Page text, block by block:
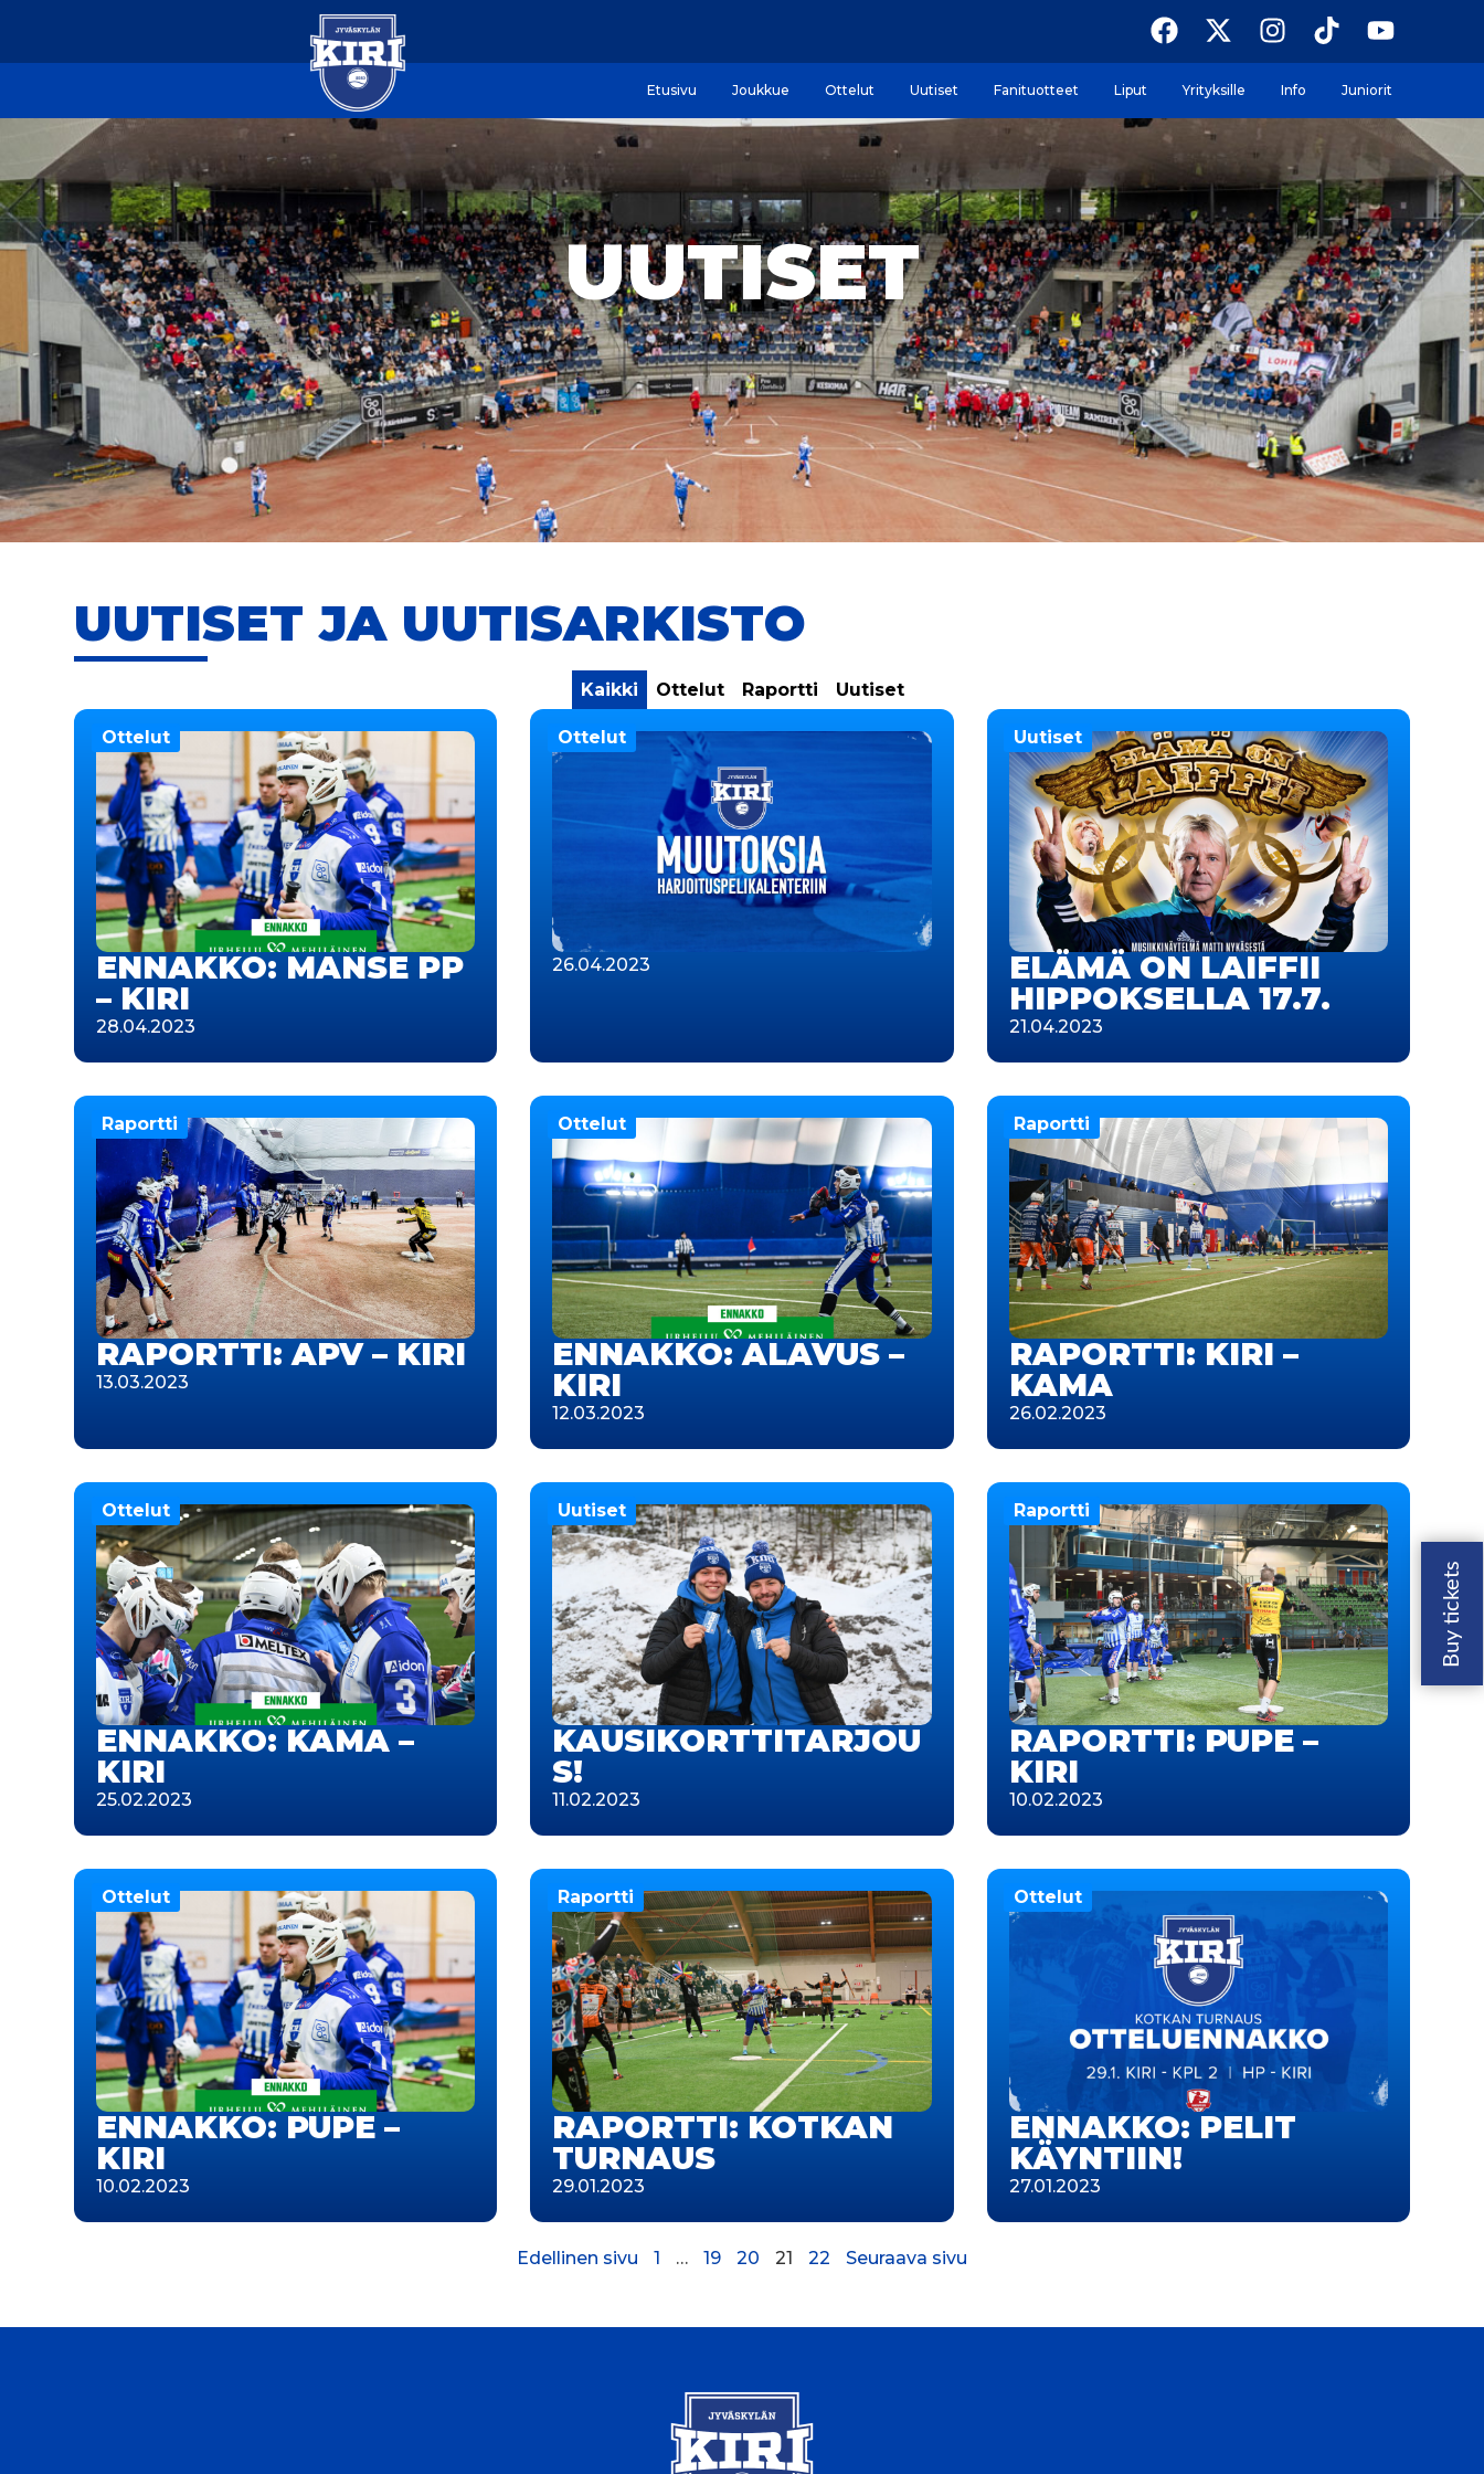
Etusivu Joukkue Ottelut Uutiset Fanituotteet Liput Yrityksille Info Juniorit
UUTISET
UUTISET JA UUTISARKISTO
Ottelut Raportti Uutiset
Kaikki
Ottelut
ENNAKKO: MANSE PP
– KIRI
28.04.2023
Ottelut
26.04.2023
Uutiset
ELÄMÄ ON LAIFFII
HIPPOKSELLA 17.7.
21.04.2023
Raportti
RAPORTTI: APV – KIRI
13.03.2023
Ottelut
ENNAKKO: ALAVUS –
KIRI
12.03.2023
Raportti
RAPORTTI: KIRI –
KAMA
26.02.2023
Ottelut
ENNAKKO: KAMA –
KIRI
25.02.2023
Uutiset
KAUSIKORTTITARJOU
S!
11.02.2023
Raportti
RAPORTTI: PUPE –
KIRI
10.02.2023
Ottelut
ENNAKKO: PUPE –
KIRI
10.02.2023
Raportti
RAPORTTI: KOTKAN
TURNAUS
29.01.2023
Ottelut
ENNAKKO: PELIT
KÄYNTIIN!
27.01.2023
Edellinen sivu 1 … 19 20 21 22 Seuraava sivu